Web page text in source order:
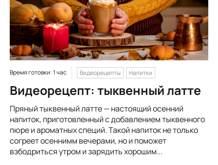
Время готовки: 1 час Видеорецепты Напитки
Видеорецепт: тыквенный латте
Пряный тыквенный латте — настоящий осенний
напиток, приготовленный с добавлением тыквенного
пюре и ароматных специй. Такой напиток не только
согреет осеннимм вечерами, но и поможет
взбодриться утром и зарядить хорошим...